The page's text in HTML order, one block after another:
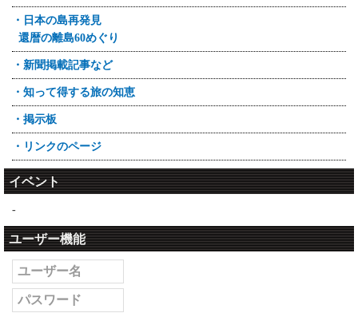
・日本の島再発見
還暦の離島60めぐり
・新聞掲載記事など
・知って得する旅の知恵
・掲示板
・リンクのページ
イベント
-
ユーザー機能